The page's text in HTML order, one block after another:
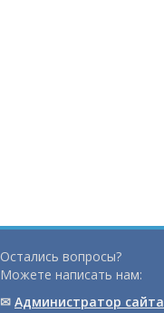
Остались вопросы?
Можете написать нам:
✉ Администратор сайта